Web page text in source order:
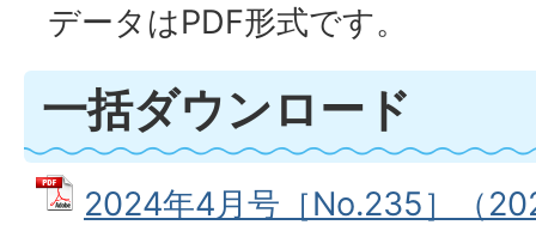
データはPDF形式です。
一括ダウンロード
2024年4月号［No.235］（